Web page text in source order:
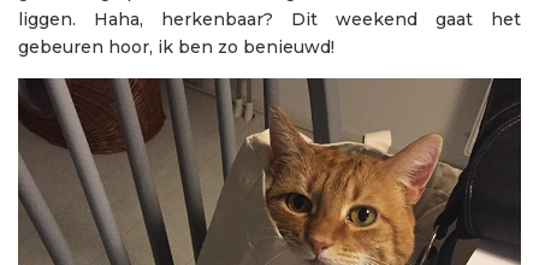
liggen. Haha, herkenbaar? Dit weekend gaat het
gebeuren hoor, ik ben zo benieuwd!